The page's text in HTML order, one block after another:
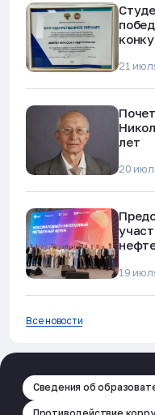
21
лет
20
19
Все новости
Сведения об